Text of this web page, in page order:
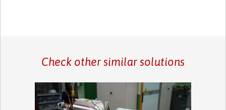
Check other similar solutions